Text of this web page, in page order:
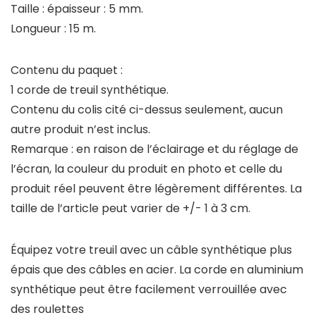
Taille : épaisseur : 5 mm.
Longueur : 15 m.
Contenu du paquet :
1 corde de treuil synthétique.
Contenu du colis cité ci-dessus seulement, aucun
autre produit n’est inclus.
Remarque : en raison de l’éclairage et du réglage de
l’écran, la couleur du produit en photo et celle du
produit réel peuvent être légèrement différentes. La
taille de l’article peut varier de +/- 1 à 3 cm.
Équipez votre treuil avec un câble synthétique plus
épais que des câbles en acier. La corde en aluminium
synthétique peut être facilement verrouillée avec
des roulettes